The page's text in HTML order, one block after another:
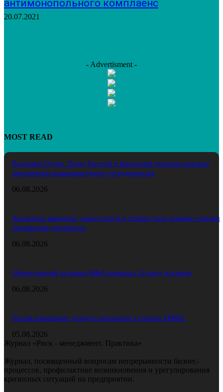
антимонопольного комплаенс
20.07.2021
- Advertisment -
MOST READ
Владимир Путин: Перед Россией и Киргизией открыты широкие
перспективы взаимовыгодного сотрудничества
06.08.2026
Аналитики выяснили, какие города и страны стали новыми точками
притяжения для бизнеса
06.08.2026
Объем изъятий на рынке M&A превысил 10 млрд долларов
06.08.2026
Россия наращивает деловую экспансию в странах БРИКС
05.08.2026
Журнал «Риск - менеджмент. Практика»
Журнал, посвященный вопросам непрерывности бизнес-
процессов, профилактике возникновения и урегулирования
кризисных ситуаций на предприятии.